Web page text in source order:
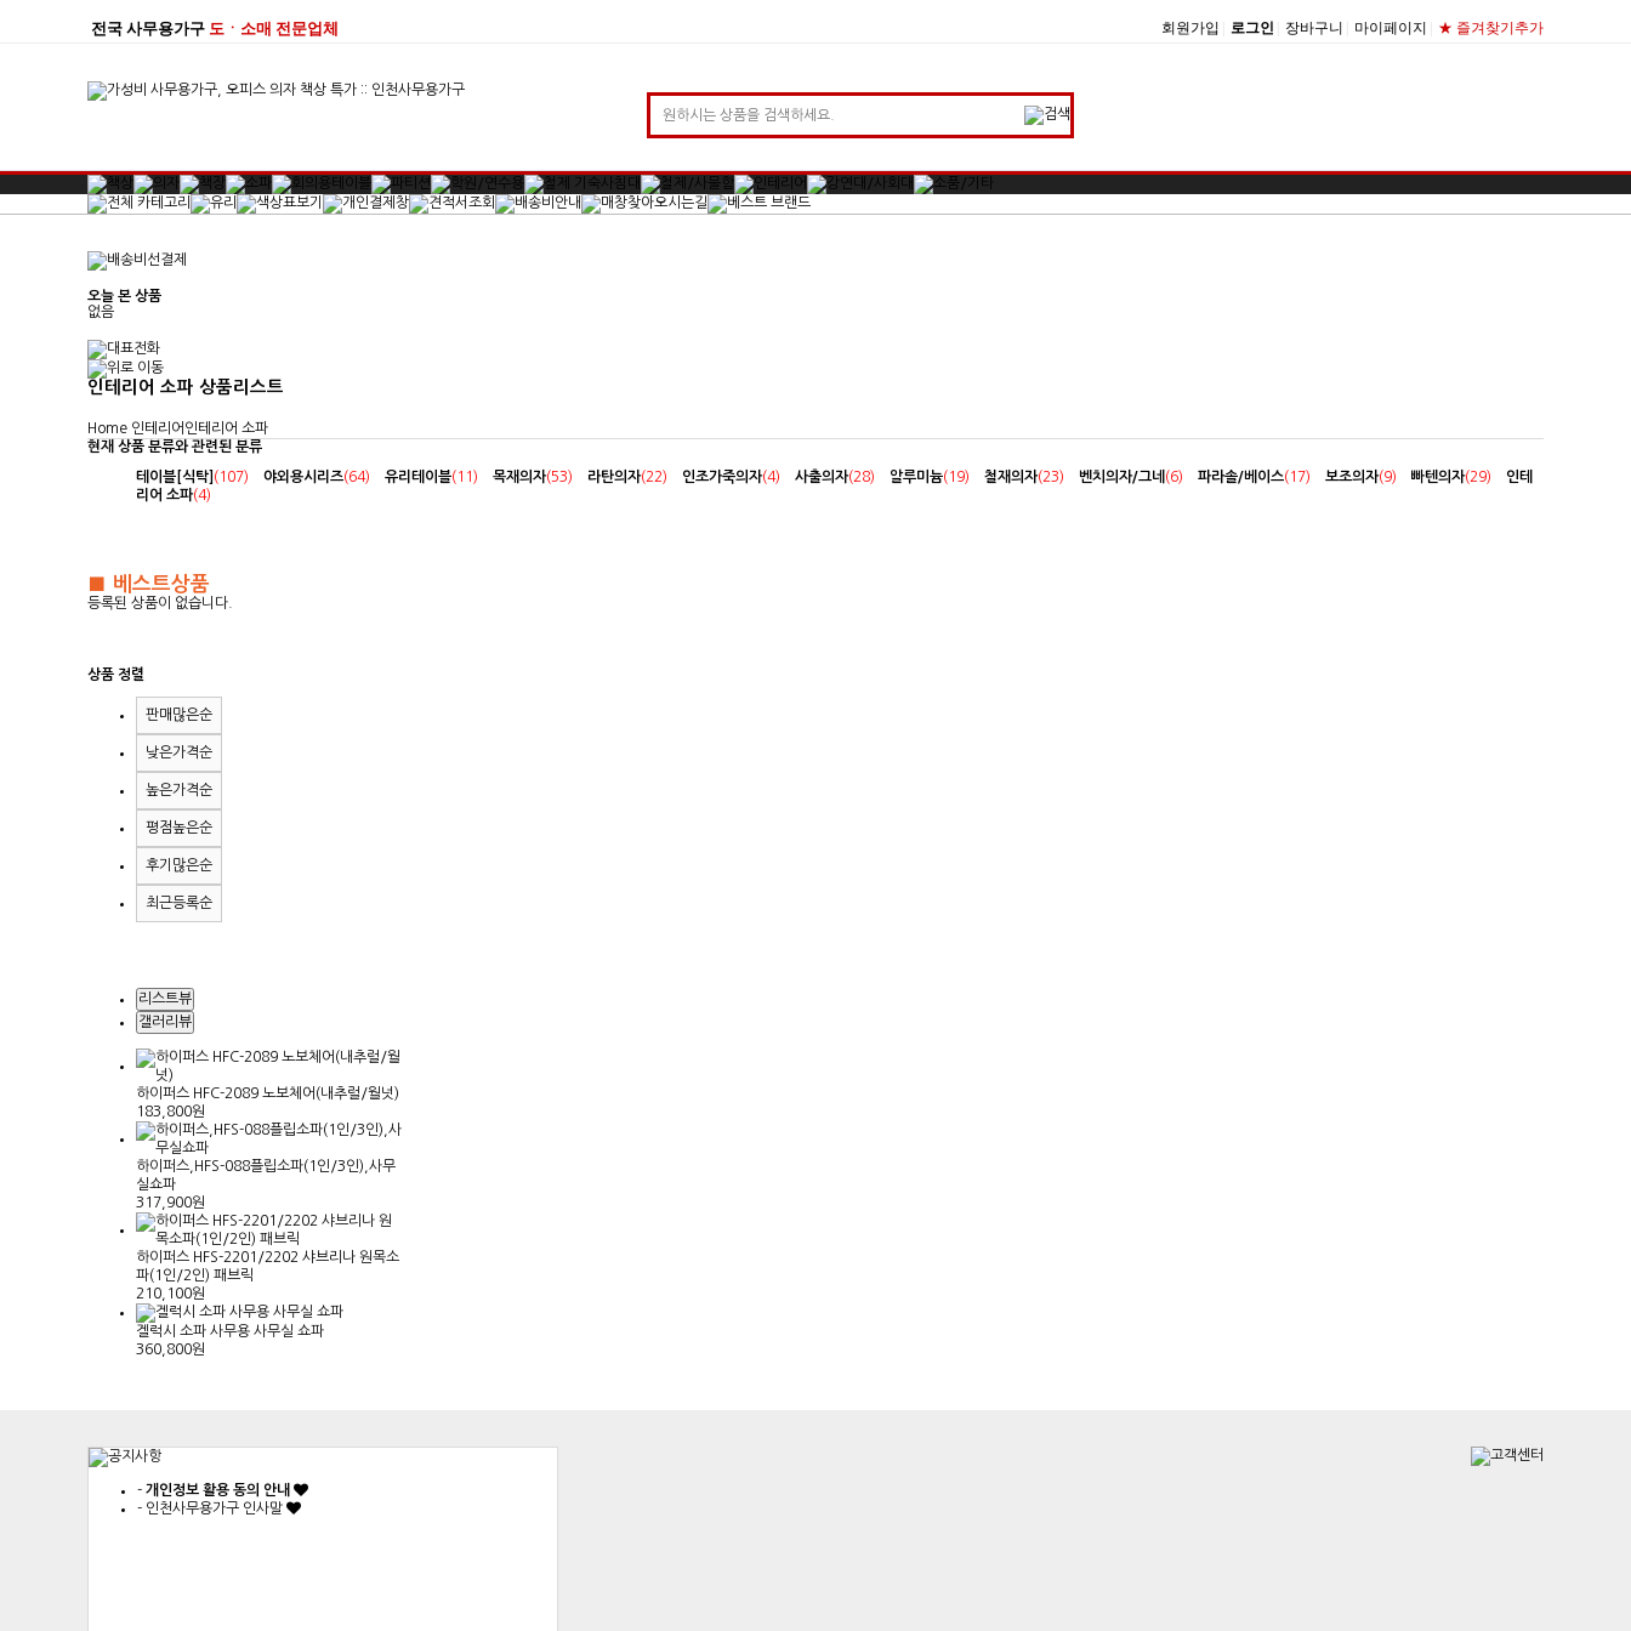
전국 사무용가구 도ㆍ소매 전문업체 회원가입 로그인 장바구니 마이페이지 ★ 즐겨찾기추가
오늘 본 상품
없음
인테리어 소파 상품리스트
Home 인테리어 인테리어 소파
현재 상품 분류와 관련된 분류
테이블[식탁] (107) 야외용시리즈(64) 유리테이블(11) 목재의자(53) 라탄의자(22) 인조가죽의자(4) 사출의자(28) 알루미늄(19) 철재의자(23) 벤치의자/그네 (6) 파라솔/베이스(17) 보조의자(9) 빠텐의자(29)
인테
리어 소파(4)
■ 베스트상품
등록된 상품이 없습니다.
상품 정렬
판매많은순
낮은가격순
높은가격순
평점높은순
후기많은순
최근등록순
리스트뷰
갤러리뷰
하이퍼스 HFC-2089 노보체어(내추럴/월넛)
183,800원
하이퍼스,HFS-088플립소파(1인/3인),사무
실쇼파
317,900원
하이퍼스 HFS-2201/2202 샤브리나 원목소
파(1인/2인) 패브릭
210,100원
겔럭시 소파 사무용 사무실 쇼파
360,800원
- 개인정보 활용 동의 안내
- 인천사무용가구 인사말